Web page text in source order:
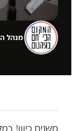
מנהל
משנים כיוון!